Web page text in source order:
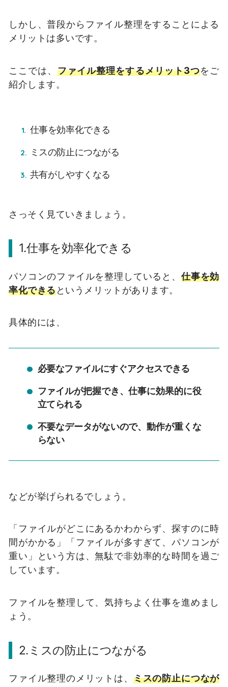
しかし、普段からファイル整理をすることによる
メリットは多いです。
ここでは、 ファイル整理をするメリット3つをご
紹介します。
仕事を効率化できる
ミスの防止につながる
共有がしやすくなる
さっそく見ていきましょう。
1.仕事を効率化できる
パソコンのファイルを整理していると、仕事を効
率化できるというメリットがあります。
具体的には、
必要なファイルにすぐアクセスできる
ファイルが把握でき、仕事に効果的に役
立てられる
不要なデータがないので、動作が重くな
らない
などが挙げられるでしょう。
「ファイルがどこにあるかわからず、探すのに時
間がかかる」「ファイルが多すぎて、パソコンが
重い」という方は、無駄で非効率的な時間を過ご
しています。
ファイルを整理して、気持ちよく仕事を進めまし
ょう。
2.ミスの防止につながる
ファイル整理のメリットは、 ミスの防止につなが